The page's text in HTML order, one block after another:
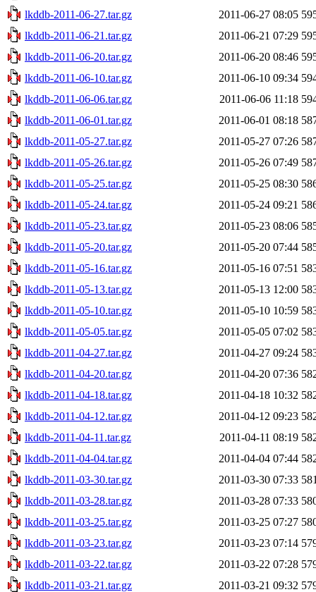
lkddb-2011-06-27.tar.gz
2011-06-27 08:05
lkddb-2011-06-21.tar.gz
2011-06-21 07:29
lkddb-2011-06-20.tar.gz
2011-06-20 08:46
lkddb-2011-06-10.tar.gz
2011-06-10 09:34
lkddb-2011-06-06.tar.gz
2011-06-06 11:18
lkddb-2011-06-01.tar.gz
2011-06-01 08:18
lkddb-2011-05-27.tar.gz
2011-05-27 07:26
lkddb-2011-05-26.tar.gz
2011-05-26 07:49
lkddb-2011-05-25.tar.gz
2011-05-25 08:30
lkddb-2011-05-24.tar.gz
2011-05-24 09:21
lkddb-2011-05-23.tar.gz
2011-05-23 08:06
lkddb-2011-05-20.tar.gz
2011-05-20 07:44
lkddb-2011-05-16.tar.gz
2011-05-16 07:51
lkddb-2011-05-13.tar.gz
2011-05-13 12:00
lkddb-2011-05-10.tar.gz
2011-05-10 10:59
lkddb-2011-05-05.tar.gz
2011-05-05 07:02
lkddb-2011-04-27.tar.gz
2011-04-27 09:24
lkddb-2011-04-20.tar.gz
2011-04-20 07:36
lkddb-2011-04-18.tar.gz
2011-04-18 10:32
lkddb-2011-04-12.tar.gz
2011-04-12 09:23
lkddb-2011-04-11.tar.gz
2011-04-11 08:19
lkddb-2011-04-04.tar.gz
2011-04-04 07:44
lkddb-2011-03-30.tar.gz
2011-03-30 07:33
lkddb-2011-03-28.tar.gz
2011-03-28 07:33
lkddb-2011-03-25.tar.gz
2011-03-25 07:27
lkddb-2011-03-23.tar.gz
2011-03-23 07:14
lkddb-2011-03-22.tar.gz
2011-03-22 07:28
lkddb-2011-03-21.tar.gz
2011-03-21 09:32